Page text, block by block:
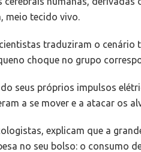
meio tecido vivo.
traduziram o
choque no grupo
seus próprios impulsos
a se mover e a atacar os
explicam que a
no seu bolso: o consumo